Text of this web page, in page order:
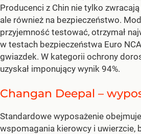
Producenci z Chin nie tylko
ale również na bezpieczeństwo.
przyjemność testować, otrzymał
w testach bezpieczeństwa Euro
gwiazdek. W kategorii ochrony
uzyskał imponujący wynik 94%.
Changan Deepal –
Standardowe wyposażenie
wspomagania kierowcy i uwierzcie,